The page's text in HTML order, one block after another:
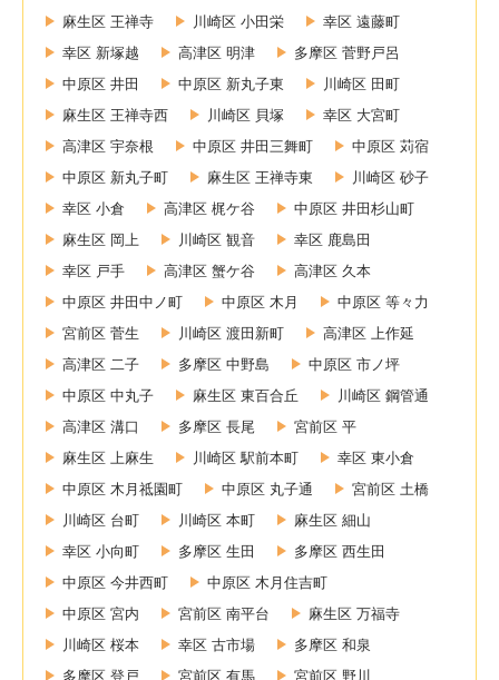
麻生区 王禅寺
川崎区 小田栄
幸区 遠藤町
幸区 新塚越
高津区 明津
多摩区 菅野戸呂
中原区 井田
中原区 新丸子東
川崎区 田町
麻生区 王禅寺西
川崎区 貝塚
幸区 大宮町
高津区 宇奈根
中原区 井田三舞町
中原区 苅宿
中原区 新丸子町
麻生区 王禅寺東
川崎区 砂子
幸区 小倉
高津区 梶ケ谷
中原区 井田杉山町
麻生区 岡上
川崎区 観音
幸区 鹿島田
幸区 戸手
高津区 蟹ケ谷
高津区 久本
中原区 井田中ノ町
中原区 木月
中原区 等々力
宮前区 菅生
川崎区 渡田新町
高津区 上作延
高津区 二子
多摩区 中野島
中原区 市ノ坪
中原区 中丸子
麻生区 東百合丘
川崎区 鋼管通
高津区 溝口
多摩区 長尾
宮前区 平
麻生区 上麻生
川崎区 駅前本町
幸区 東小倉
中原区 木月祗園町
中原区 丸子通
宮前区 土橋
川崎区 台町
川崎区 本町
麻生区 細山
幸区 小向町
多摩区 生田
多摩区 西生田
中原区 今井西町
中原区 木月住吉町
中原区 宮内
宮前区 南平台
麻生区 万福寺
川崎区 桜本
幸区 古市場
多摩区 和泉
多摩区 登戸
宮前区 有馬 宮前区 野川